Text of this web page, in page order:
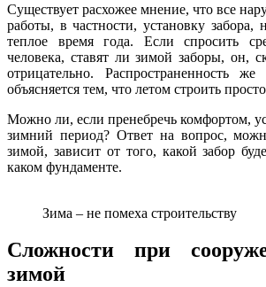
Существует расхожее мнение, что все
работы, в частности, установку забора,
теплое время года. Если спросить
человека, ставят ли зимой заборы, он,
отрицательно. Распространенность же
объясняется тем, что летом строить
Можно ли, если пренебречь комфортом,
зимний период? Ответ на вопрос,
зимой, зависит от того, какой забор
каком фундаменте.
Зима – не помеха строительству
Сложности при
зимой